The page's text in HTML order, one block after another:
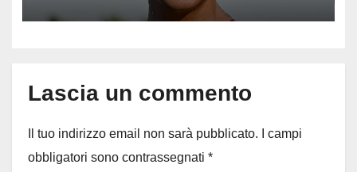
‘Era bella zozza’
Lascia un commento
Il tuo indirizzo email non sarà pubblicato.
I campi
obbligatori sono contrassegnati *